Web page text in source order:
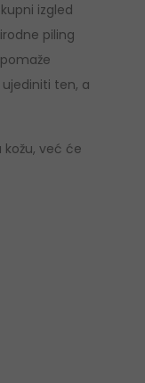
izgled
piling
ten, a
već će